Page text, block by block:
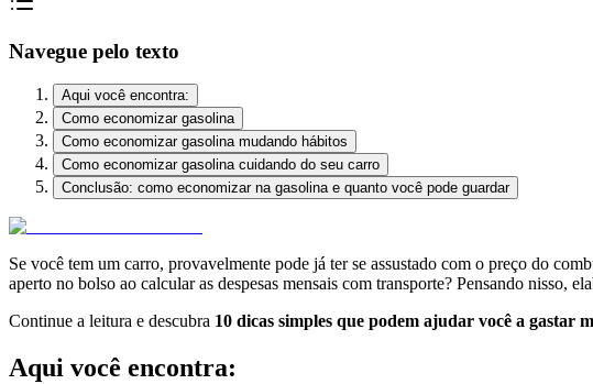
Navegue pelo texto
Aqui você encontra:
Como economizar gasolina
Como economizar gasolina mudando hábitos
Como economizar gasolina cuidando do seu carro
Conclusão: como economizar na gasolina e quanto você pode guardar
Se você tem um carro, provavelmente pode já ter se assustado com o preço do
aperto no bolso ao calcular as despesas mensais com transporte? Pensando nisso,
Continue a leitura e descubra 10 dicas simples que podem ajudar você a gastar
Aqui você encontra: